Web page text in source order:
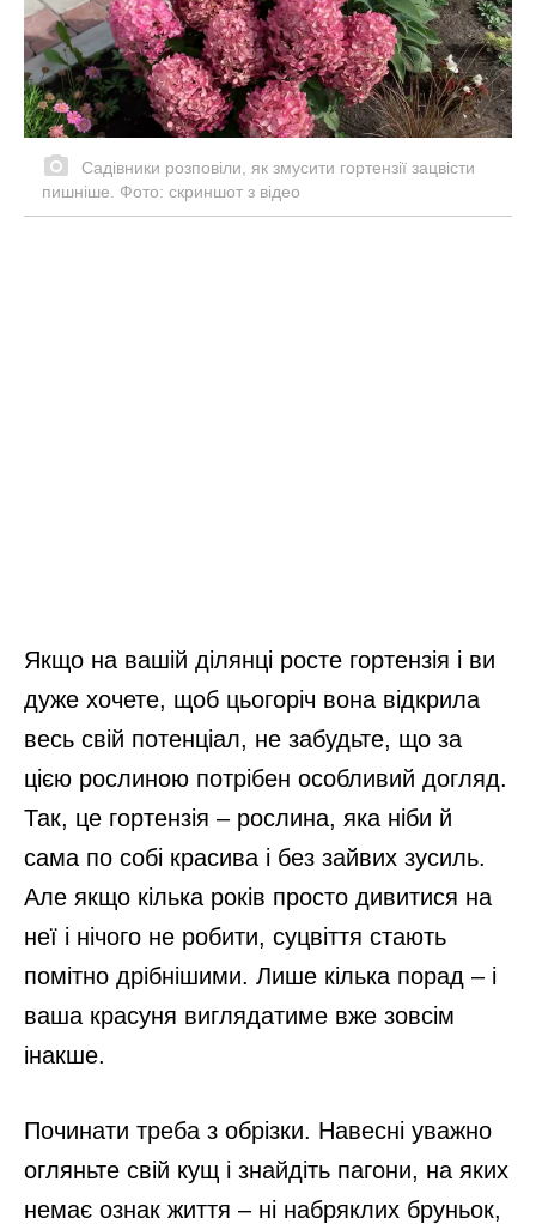
Садівники розповіли, як змусити гортензії зацвісти
пишніше. Фото: скриншот з відео
Якщо на вашій ділянці росте гортензія і ви
дуже хочете, щоб цьогоріч вона відкрила
весь свій потенціал, не забудьте, що за
цією рослиною потрібен особливий догляд.
Так, це гортензія – рослина, яка ніби й
сама по собі красива і без зайвих зусиль.
Але якщо кілька років просто дивитися на
неї і нічого не робити, суцвіття стають
помітно дрібнішими. Лише кілька порад – і
ваша красуня виглядатиме вже зовсім
інакше.
Починати треба з обрізки. Навесні уважно
огляньте свій кущ і знайдіть пагони, на яких
немає ознак життя – ні набряклих бруньок,